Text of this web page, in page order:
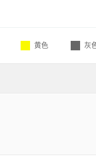
黄色 灰